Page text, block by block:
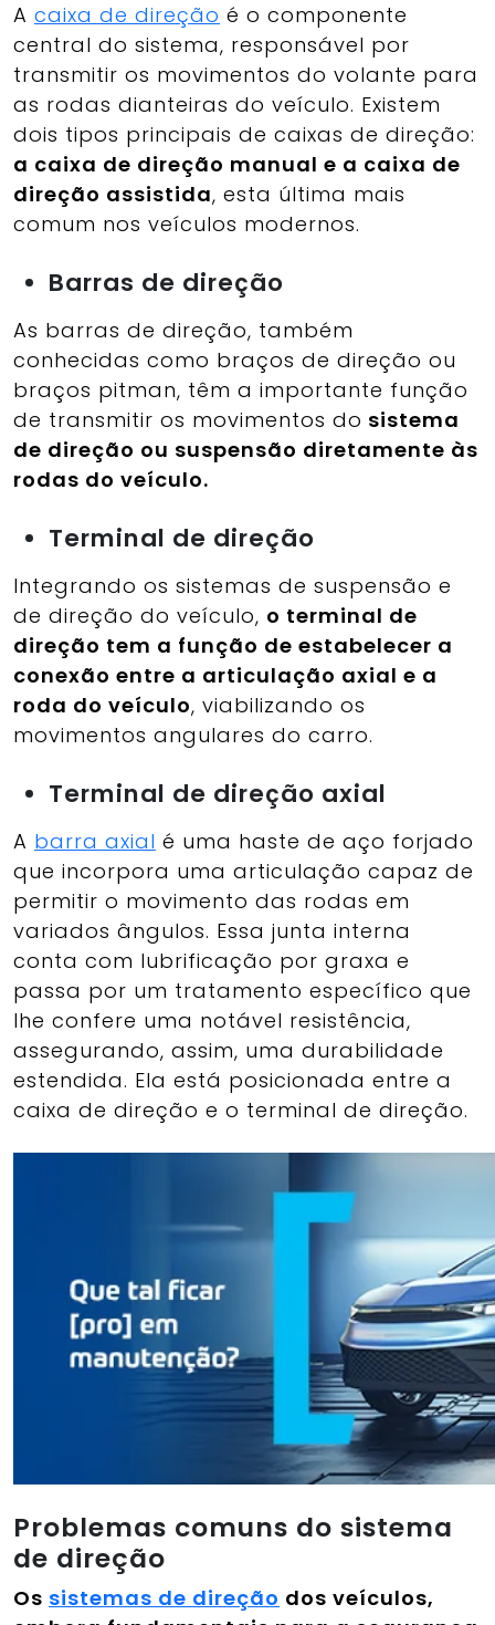
A caixa de direção é o componente
central do sistema, responsável por
transmitir os movimentos do volante para
as rodas dianteiras do veículo. Existem
dois tipos principais de caixas de direção:
a caixa de direção manual e a caixa de
direção assistida, esta última mais
comum nos veículos modernos.
Barras de direção
As barras de direção, também
conhecidas como braços de direção ou
braços pitman, têm a importante função
de transmitir os movimentos do sistema
de direção ou suspensão diretamente às
rodas do veículo.
Terminal de direção
Integrando os sistemas de suspensão e
de direção do veículo, o terminal de
direção tem a função de estabelecer a
conexão entre a articulação axial e a
roda do veículo, viabilizando os
movimentos angulares do carro.
Terminal de direção axial
A barra axial é uma haste de aço forjado
que incorpora uma articulação capaz de
permitir o movimento das rodas em
variados ângulos. Essa junta interna
conta com lubrificação por graxa e
passa por um tratamento específico que
lhe confere uma notável resistência,
assegurando, assim, uma durabilidade
estendida. Ela está posicionada entre a
caixa de direção e o terminal de direção.
Problemas comuns do sistema
de direção
Os sistemas de direção dos veículos,